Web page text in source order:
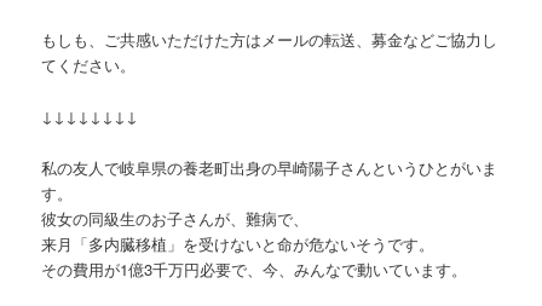
もしも、ご共感いただけた方はメールの転送、募金などご協力し
てください。
↓↓↓↓↓↓↓↓
私の友人で岐阜県の養老町出身の早崎陽子さんというひとがいま
す。
彼女の同級生のお子さんが、難病で、
来月「多内臓移植」を受けないと命が危ないそうです。
その費用が1億3千万円必要で、今、みんなで動いています。